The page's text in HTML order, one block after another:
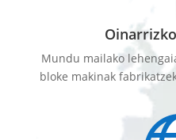
Mundu mailako
bloke makinak